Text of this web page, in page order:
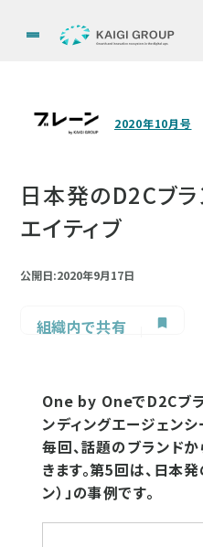
2020年10月号
日本発のD2Cブラ
エイティブ
公開日:2020年9月17日
組織内で共有
One by OneでD2Cブ
ンディングエージェン
毎回、話題のブランド
きます。第5回は、日本
ン）」の事例です。